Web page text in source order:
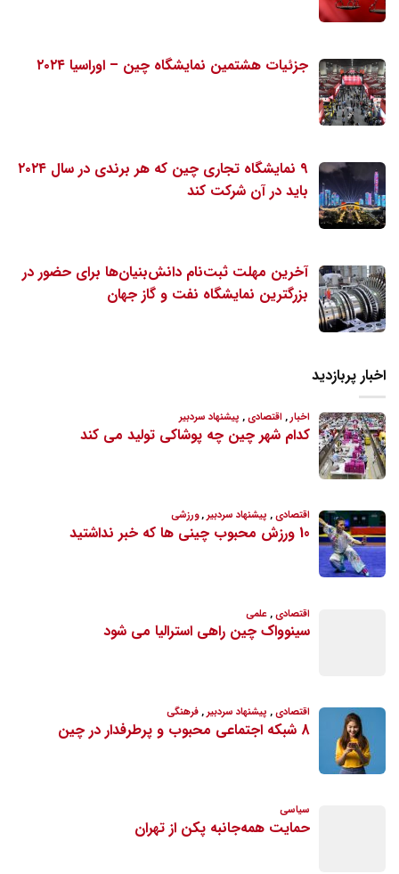
جزئیات هشتمین نمایشگاه چین – اوراسیا ۲۰۲۴
۹ نمایشگاه تجاری چین که هر برندی در سال ۲۰۲۴
باید در آن شرکت کند
آخرین مهلت ثبت‌نام دانش‌بنیان‌ها برای حضور در
بزرگترین نمایشگاه نفت و گاز جهان
اخبار پربازدید